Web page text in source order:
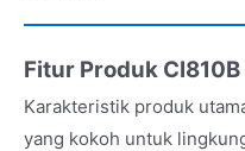
Fitur Produk CI810B
Karakteristik produk
yang kokoh untuk